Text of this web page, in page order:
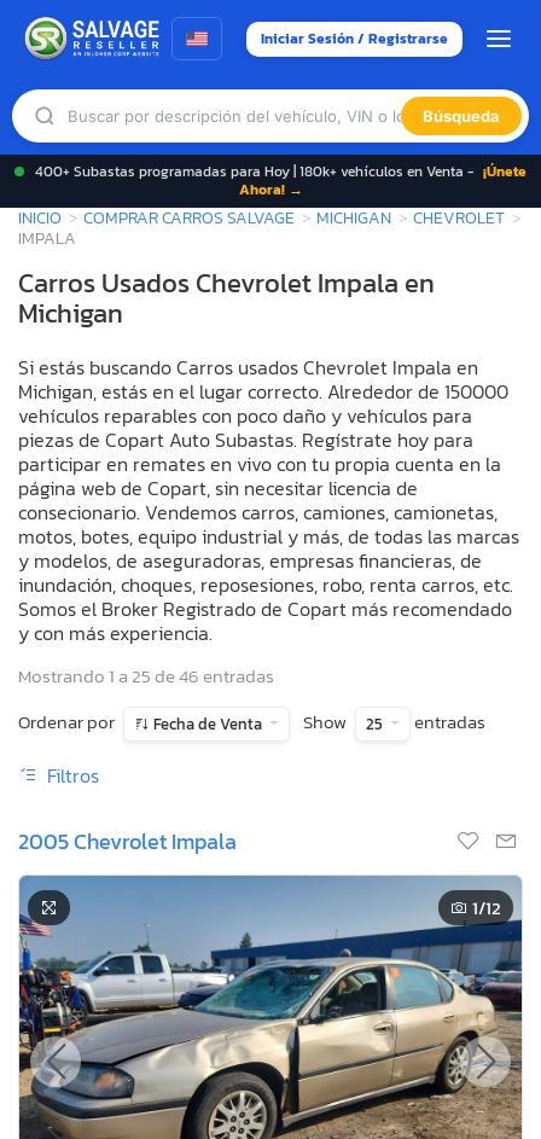
Iniciar Sesión / Registrarse
Búsqueda
400+ Subastas programadas para Hoy | 180k+ vehículos en Venta - ¡Únete
Ahora! →
INICIO COMPRAR CARROS SALVAGE MICHIGAN
CHEVROLET
IMPALA
Carros Usados Chevrolet Impala en
Michigan
Si estás buscando Carros usados Chevrolet Impala en
Michigan, estás en el lugar correcto. Alrededor de 150000
vehículos reparables con poco daño y vehículos para
piezas de Copart Auto Subastas. Regístrate hoy para
participar en remates en vivo con tu propia cuenta en la
página web de Copart, sin necesitar licencia de
consecionario. Vendemos carros, camiones, camionetas,
motos, botes, equipo industrial y más, de todas las marcas
y modelos, de aseguradoras, empresas financieras, de
inundación, choques, reposesiones, robo, renta carros, etc.
Somos el Broker Registrado de Copart más recomendado
y con más experiencia.
Mostrando 1 a 25 de 46 entradas
Ordenar por
Fecha de Venta Show 25 entradas
Filtros
2005 Chevrolet Impala
1/12